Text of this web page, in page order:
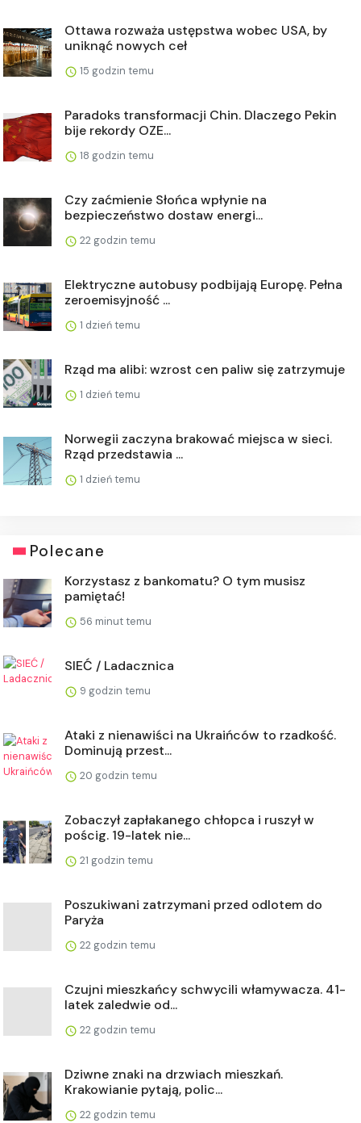
Ottawa rozważa ustępstwa wobec USA, by
uniknąć nowych ceł
15 godzin temu
Paradoks transformacji Chin. Dlaczego Pekin
bije rekordy OZE...
18 godzin temu
Czy zaćmienie Słońca wpłynie na
bezpieczeństwo dostaw energi...
22 godzin temu
Elektryczne autobusy podbijają Europę. Pełna
zeroemisyjność ...
1 dzień temu
Rząd ma alibi: wzrost cen paliw się zatrzymuje
1 dzień temu
Norwegii zaczyna brakować miejsca w sieci.
Rząd przedstawia ...
1 dzień temu
Polecane
Korzystasz z bankomatu? O tym musisz
pamiętać!
56 minut temu
SIEĆ / Ladacznica
9 godzin temu
Ataki z nienawiści na Ukraińców to rzadkość.
Dominują przest...
20 godzin temu
Zobaczył zapłakanego chłopca i ruszył w
pościg. 19-latek nie...
21 godzin temu
Poszukiwani zatrzymani przed odlotem do
Paryża
22 godzin temu
Czujni mieszkańcy schwycili włamywacza. 41-
latek zaledwie od...
22 godzin temu
Dziwne znaki na drzwiach mieszkań.
Krakowianie pytają, polic...
22 godzin temu